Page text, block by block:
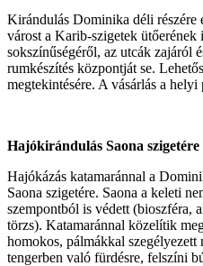
Kirándulás Dominika déli részére
várost a Karib-szigetek
sokszínűségéről, az utcák zajáról
rumkészítés központját se.
megtekintésére. A vásárlás a helyi
Hajókirándulás Saona szigetére
Hajókázás katamaránnal a
Saona szigetére. Saona a keleti
szempontból is védett (bioszféra,
törzs). Katamaránnal közelítik
homokos, pálmákkal szegélyezett
tengerben való fürdésre, felszíni